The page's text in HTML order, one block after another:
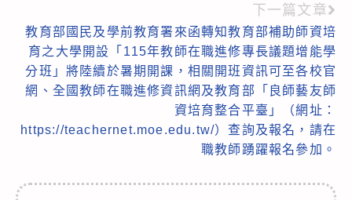
下一篇文章
教育部國民及學前教育署來函轉知教育部補助師資培
育之大學開設「115年教師在職進修專長議題增能學
分班」將陸續於暑期開課，相關開班資訊可至各校官
網、全國教師在職進修資訊網及教育部「良師藝友師
資培育整合平臺」（網址：
https://teachernet.moe.edu.tw/）查詢及報名，請在
職教師踴躍報名參加。